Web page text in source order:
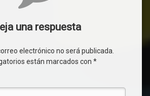
una respuesta
electrónico no será publicada.
están marcados con *